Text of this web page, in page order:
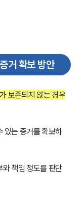
거 확보 방안
보존되지 않는 경우
있는 증거를 확보하
책임 정도를 판단